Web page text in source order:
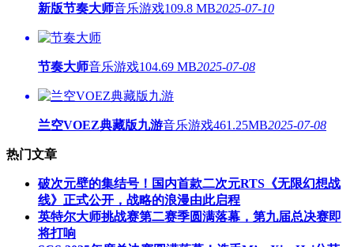
新版节奏大师音乐游戏109.8 MB2025-07-10
节奏大师音乐游戏104.69 MB2025-07-08
兰空VOEZ典藏版九游音乐游戏461.25MB2025-07-08
热门文章
破次元壁的集结号！国内首款二次元RTS《无限幻想战
线》正式公开，战略的浪漫由此启程
英特尔大师挑战赛第二赛季圆满落幕，第九届总决赛即
将打响